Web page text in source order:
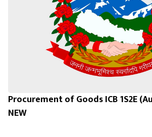
Procurement of Goods ICB 1S2E
NEW